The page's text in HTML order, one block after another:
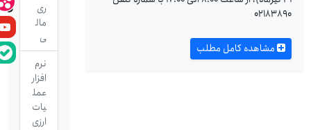
۰۲۱۸۳۸۹۰
مشاهده کامل مطلب
ری
مال
ی
نرم
افزار
عمل
یات
ارزی